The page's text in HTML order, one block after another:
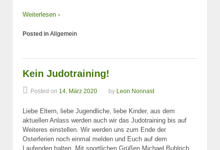
Weiterlesen ›
Posted in Allgemein
Kein Judotraining!
Posted on 14. März 2020 by Leon Nonnast
Liebe Eltern, liebe Jugendliche, liebe Kinder, aus dem
aktuellen Anlass werden auch wir das Judotraining bis auf
Weiteres einstellen. Wir werden uns zum Ende der
Osterferien noch einmal melden und Euch auf dem
Laufenden halten. Mit sportlichen Grüßen Michael Buhlrich